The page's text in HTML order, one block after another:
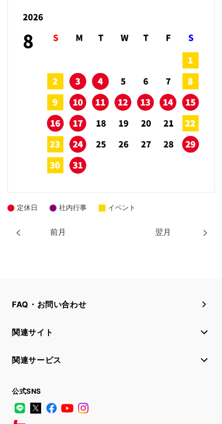
前月 翌月
定休日 社内行事 イベント
FAQ・お問い合わせ
関連サイト
関連サービス
公式SNS
LINE
X FacebookYouTube